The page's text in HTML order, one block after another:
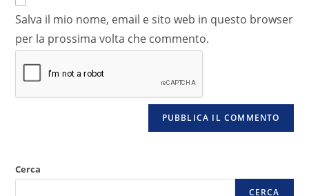
Salva il mio nome, email e sito web in questo browser
per la prossima volta che commento.
Cerca
CERCA